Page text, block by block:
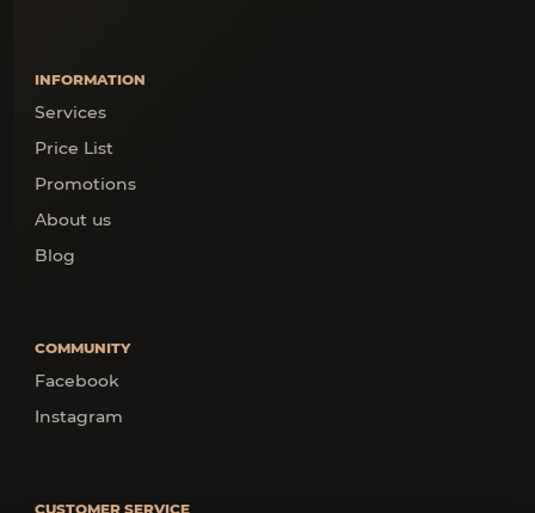
INFORMATION
Services
Price List
Promotions
About us
Blog
COMMUNITY
Facebook
Instagram
CUSTOMER SERVICE